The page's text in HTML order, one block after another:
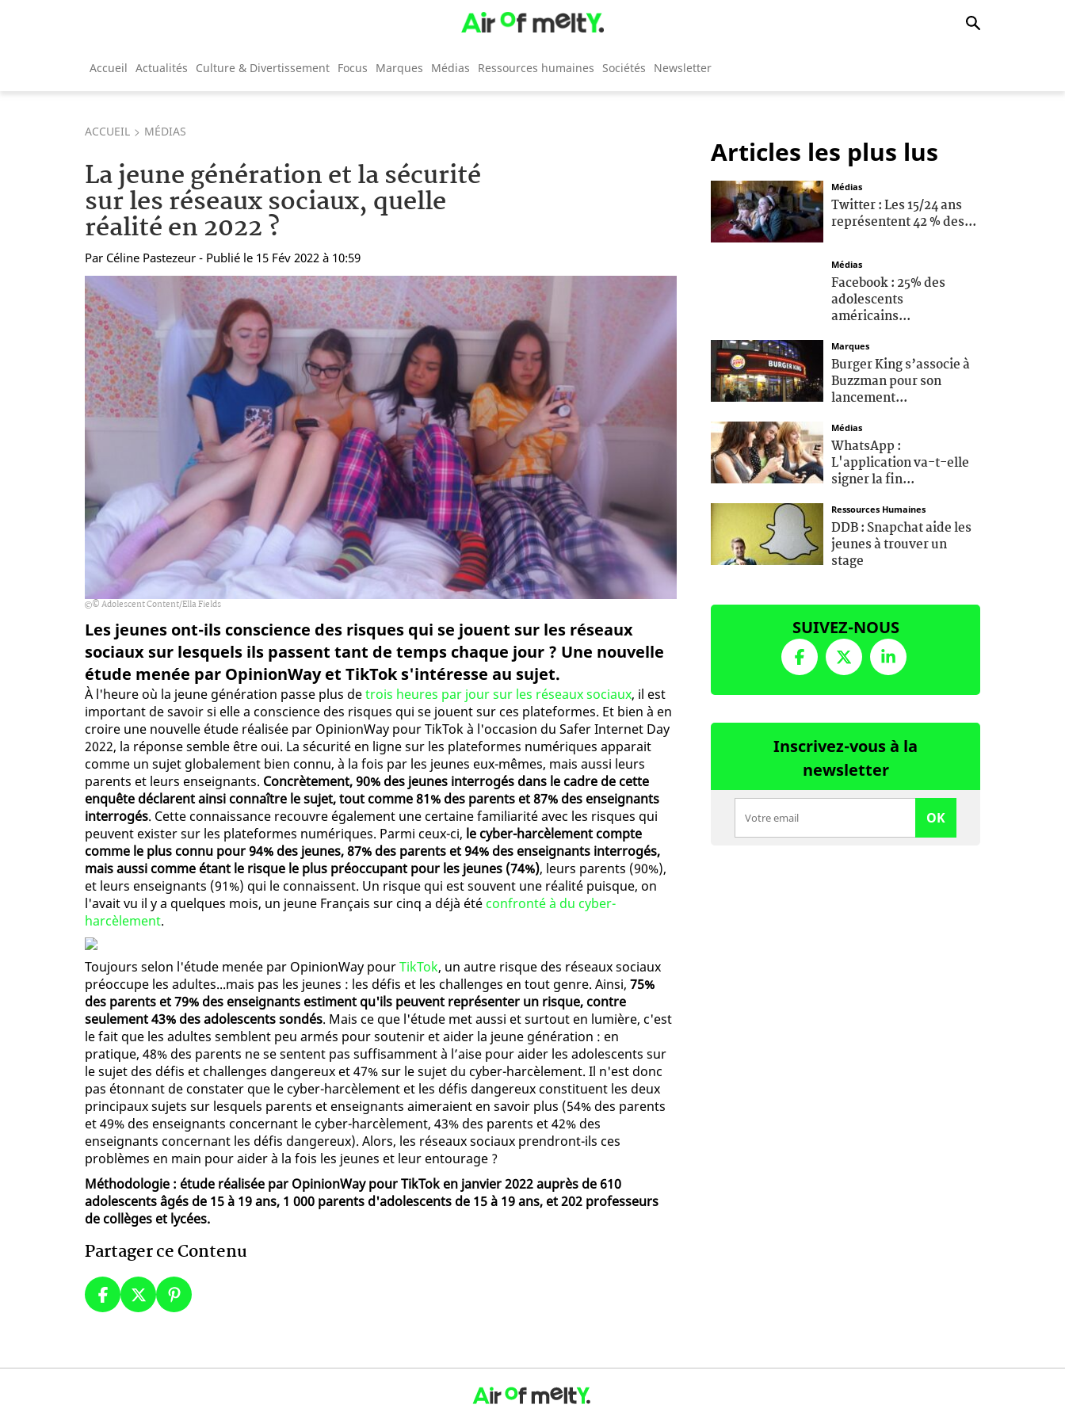
Accueil Actualités Culture & Divertissement Focus Marques Médias Ressources humaines Sociétés Newsletter
ACCUEIL MÉDIAS
La jeune génération et la sécurité
sur les réseaux sociaux, quelle
réalité en 2022 ?
Par Céline Pastezeur - Publié le 15 Fév 2022 à 10:59
© Adolescent Content/Ella Fields
Les jeunes ont-ils conscience des risques qui se jouent sur les réseaux
sociaux sur lesquels ils passent tant de temps chaque jour ? Une nouvelle
étude menée par OpinionWay et TikTok s'intéresse au sujet.
À l'heure où la jeune génération passe plus detrois heures par jour sur les réseaux sociaux, il est
important de savoir si elle a conscience des risques qui se jouent sur ces plateformes. Et bien à en
croire une nouvelle étude réalisée par OpinionWay pour TikTok à l'occasion du Safer Internet Day
2022, la réponse semble être oui. La sécurité en ligne sur les plateformes numériques apparait
comme un sujet globalement bien connu, à la fois par les jeunes eux-mêmes, mais aussi leurs
parents et leurs enseignants. Concrètement, 90% des jeunes interrogés dans le cadre de cette
enquête déclarent ainsi connaître le sujet, tout comme 81% des parents et 87% des enseignants
interrogés. Cette connaissance recouvre également une certaine familiarité avec les risques qui
peuvent exister sur les plateformes numériques. Parmi ceux-ci, le cyber-harcèlement compte
comme le plus connu pour 94% des jeunes, 87% des parents et 94% des enseignants interrogés,
mais aussi comme étant le risque le plus préoccupant pour les jeunes (74%), leurs parents (90%),
et leurs enseignants (91%) qui le connaissent. Un risque qui est souvent une réalité puisque, on
l'avait vu il y a quelques mois, un jeune Français sur cinq a déjà été confronté à du cyber-
harcèlement.
Toujours selon l'étude menée par OpinionWay pourTikTok, un autre risque des réseaux sociaux
préoccupe les adultes...mais pas les jeunes : les défis et les challenges en tout genre. Ainsi, 75%
des parents et 79% des enseignants estiment qu'ils peuvent représenter un risque, contre
seulement 43% des adolescents sondés. Mais ce que l'étude met aussi et surtout en lumière, c'est
le fait que les adultes semblent peu armés pour soutenir et aider la jeune génération : en
pratique, 48% des parents ne se sentent pas suffisamment à l’aise pour aider les adolescents sur
le sujet des défis et challenges dangereux et 47% sur le sujet du cyber-harcèlement. Il n'est donc
pas étonnant de constater que le cyber-harcèlement et les défis dangereux constituent les deux
principaux sujets sur lesquels parents et enseignants aimeraient en savoir plus (54% des parents
et 49% des enseignants concernant le cyber-harcèlement, 43% des parents et 42% des
enseignants concernant les défis dangereux). Alors, les réseaux sociaux prendront-ils ces
problèmes en main pour aider à la fois les jeunes et leur entourage ?
Méthodologie : étude réalisée par OpinionWay pour TikTok en janvier 2022 auprès de 610
adolescents âgés de 15 à 19 ans, 1 000 parents d'adolescents de 15 à 19 ans, et 202 professeurs
de collèges et lycées.
Partager ce Contenu
Articles les plus lus
Médias
Twitter : Les 15/24 ans
représentent 42 % des...
Médias
Facebook : 25% des
adolescents
américains...
Marques
Burger King s’associe à
Buzzman pour son
lancement...
Médias
WhatsApp :
L'application va-t-elle
signer la fin...
Ressources Humaines
DDB : Snapchat aide les
jeunes à trouver un
stage
SUIVEZ-NOUS
Inscrivez-vous à la
newsletter
OK